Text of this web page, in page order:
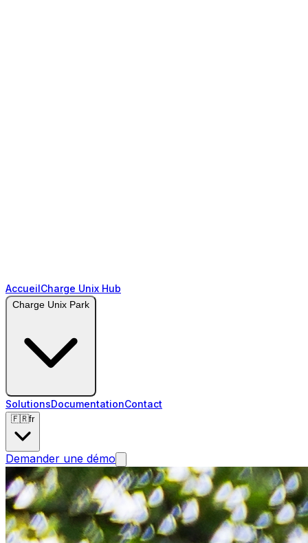
AccueilCharge Unix Hub
SolutionsDocumentationContact
🇫🇷fr
Demander une démo